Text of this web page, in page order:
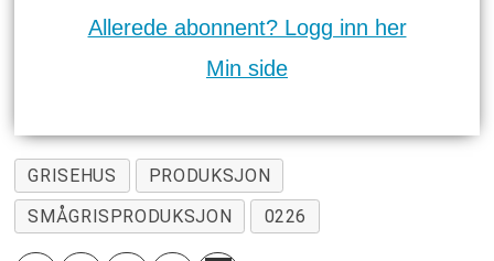
Allerede abonnent? Logg inn her
Min side
GRISEHUS
PRODUKSJON
SMÅGRISPRODUKSJON
0226